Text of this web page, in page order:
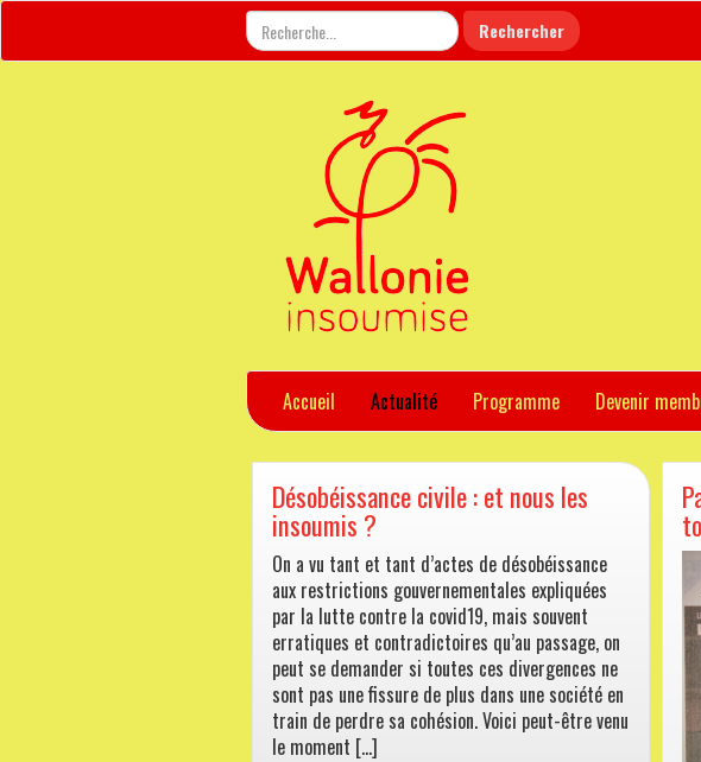
Accueil Actualité Programme Devenir
Désobéissance civile : et nous les
insoumis ?
On a vu tant et tant d’actes de désobéissance
aux restrictions gouvernementales expliquées
par la lutte contre la covid19, mais souvent
erratiques et contradictoires qu’au passage, on
peut se demander si toutes ces divergences ne
sont pas une fissure de plus dans une société en
train de perdre sa cohésion. Voici peut-être venu
le moment […]